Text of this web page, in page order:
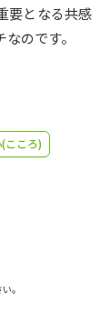
索
要となる共感
のです。
こころ)
。